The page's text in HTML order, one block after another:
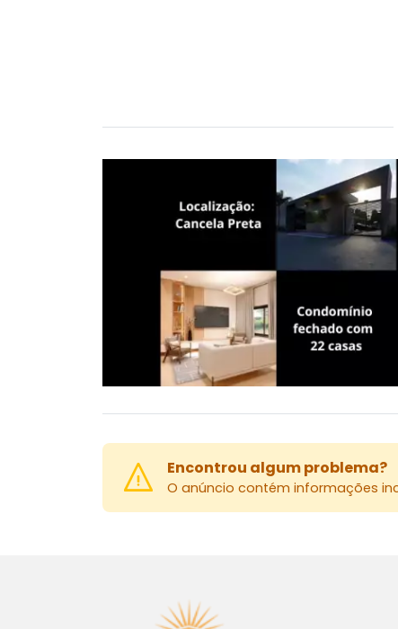
Encontrou algum problema?
O anúncio contém informações